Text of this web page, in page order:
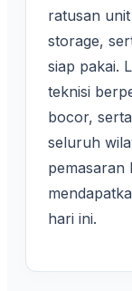
ratusan
storage,
siap pakai.
teknisi
bocor,
seluruh
pemasaran
hari ini.